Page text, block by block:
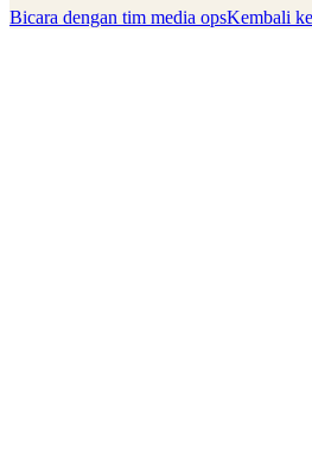
Bicara dengan tim media opsKembali